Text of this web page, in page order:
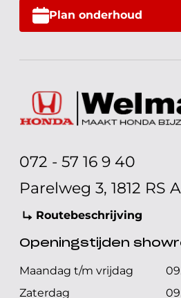
Plan onderhoud
072 - 57 16 9 40
Parelweg 3, 1812 RS
Routebeschrijving
Openingstijden
Maandag t/m vrijdag
Zaterdag